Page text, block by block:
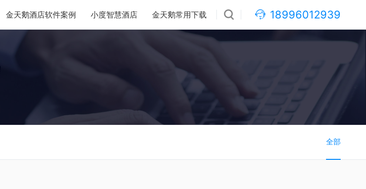
18996012939
金天鹅酒店软件案例 小度智慧酒店 金天鹅常用下载
全部